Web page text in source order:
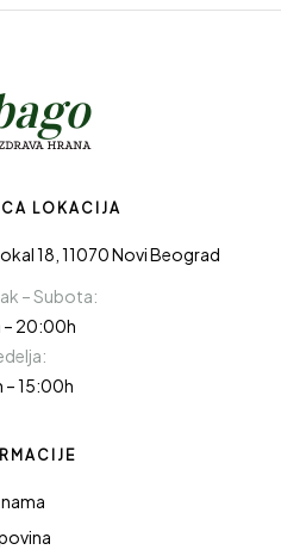
LOKACIJA
18, 11070 Novi Beograd
– Subota:
20:00h
15:00h